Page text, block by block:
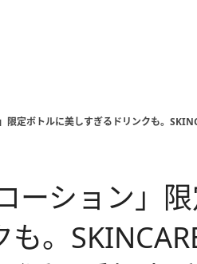
限定ボトルに美しすぎるドリンクも。
ーション」
。